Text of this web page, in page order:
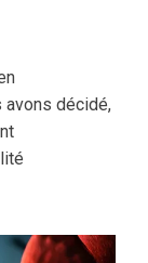
avons décidé,